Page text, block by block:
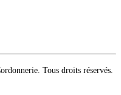
Tous droits réservés.